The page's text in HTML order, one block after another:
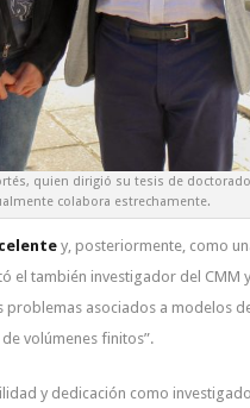
quien dirigió su tesis de
colabora estrechamente.
y, posteriormente, como
el también investigador del CMM
problemas asociados a modelos
volúmenes finitos”.
y dedicación como